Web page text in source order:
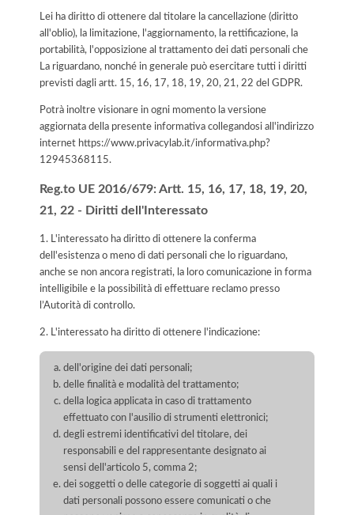
Lei ha diritto di ottenere dal titolare la cancellazione (diritto
all'oblio), la limitazione, l'aggiornamento, la rettificazione, la
portabilità, l'opposizione al trattamento dei dati personali che
La riguardano, nonché in generale può esercitare tutti i diritti
previsti dagli artt. 15, 16, 17, 18, 19, 20, 21, 22 del GDPR.
Potrà inoltre visionare in ogni momento la versione
aggiornata della presente informativa collegandosi all'indirizzo
internet https://www.privacylab.it/informativa.php?
12945368115.
Reg.to UE 2016/679: Artt. 15, 16, 17, 18, 19, 20,
21, 22 - Diritti dell'Interessato
1. L'interessato ha diritto di ottenere la conferma
dell'esistenza o meno di dati personali che lo riguardano,
anche se non ancora registrati, la loro comunicazione in forma
intelligibile e la possibilità di effettuare reclamo presso
l’Autorità di controllo.
2. L'interessato ha diritto di ottenere l'indicazione:
dell'origine dei dati personali;
delle finalità e modalità del trattamento;
della logica applicata in caso di trattamento
effettuato con l'ausilio di strumenti elettronici;
degli estremi identificativi del titolare, dei
responsabili e del rappresentante designato ai
sensi dell'articolo 5, comma 2;
dei soggetti o delle categorie di soggetti ai quali i
dati personali possono essere comunicati o che